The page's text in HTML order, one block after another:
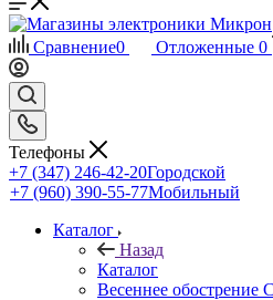
Сравнение0 Отложенные 0
Телефоны
+7 (347) 246-42-20Городской
+7 (960) 390-55-77Мобильный
Каталог
Назад
Каталог
Весеннее обострение